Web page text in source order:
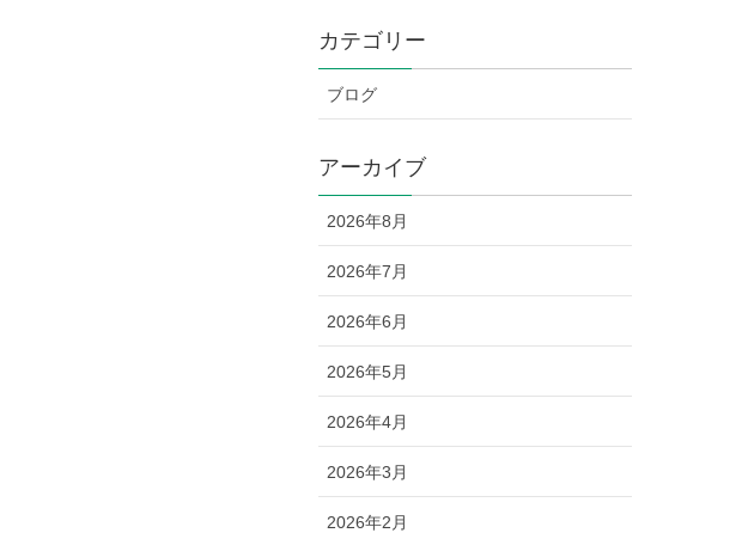
カテゴリー
ブログ
アーカイブ
2026年8月
2026年7月
2026年6月
2026年5月
2026年4月
2026年3月
2026年2月